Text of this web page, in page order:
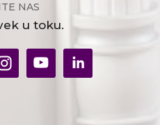
NAS
u toku.